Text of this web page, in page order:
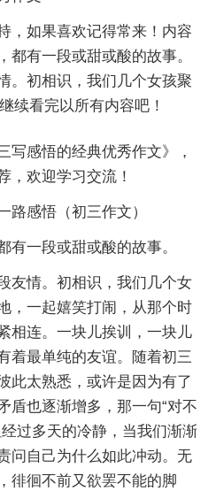
，如果喜欢记得常来！内容
都有一段或甜或酸的故事。
。初相识，我们几个女孩聚
续看完以所有内容吧！
写感悟的经典优秀作文》，
，欢迎学习交流！
路感悟 （初三作文）
有一段或甜或酸的故事。
友情。初相识，我们几个女
，一起嬉笑打闹，从那个时
相连。一块儿挨训，一块儿
着最单纯的友谊。随着初三
此太熟悉，或许是因为有了
盾也逐渐增多，那一句“对不
过多天的冷静，当我们渐渐
问自己为什么如此冲动。无
徘徊不前又欲罢不能的脚